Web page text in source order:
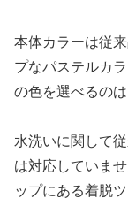
本体カラーは従
プなパステルカ
の色を選べるの
水洗いに関して
は対応していま
ップにある着脱